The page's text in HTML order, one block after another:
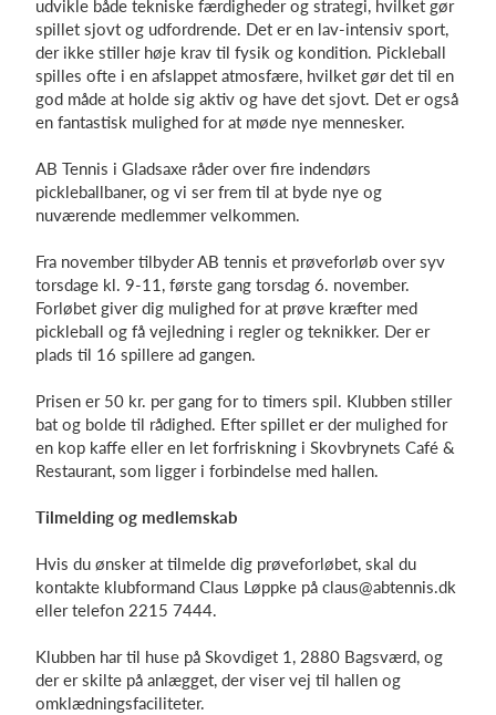
udvikle både tekniske færdigheder og strategi, hvilket gør
spillet sjovt og udfordrende. Det er en lav-intensiv sport,
der ikke stiller høje krav til fysik og kondition. Pickleball
spilles ofte i en afslappet atmosfære, hvilket gør det til en
god måde at holde sig aktiv og have det sjovt. Det er også
en fantastisk mulighed for at møde nye mennesker.
AB Tennis i Gladsaxe råder over fire indendørs
pickleballbaner, og vi ser frem til at byde nye og
nuværende medlemmer velkommen.
Fra november tilbyder AB tennis et prøveforløb over syv
torsdage kl. 9-11, første gang torsdag 6. november.
Forløbet giver dig mulighed for at prøve kræfter med
pickleball og få vejledning i regler og teknikker. Der er
plads til 16 spillere ad gangen.
Prisen er 50 kr. per gang for to timers spil. Klubben stiller
bat og bolde til rådighed. Efter spillet er der mulighed for
en kop kaffe eller en let forfriskning i Skovbrynets Café &
Restaurant, som ligger i forbindelse med hallen.
Tilmelding og medlemskab
Hvis du ønsker at tilmelde dig prøveforløbet, skal du
kontakte klubformand Claus Løppke på claus@abtennis.dk
eller telefon 2215 7444.
Klubben har til huse på Skovdiget 1, 2880 Bagsværd, og
der er skilte på anlægget, der viser vej til hallen og
omklædningsfaciliteter.